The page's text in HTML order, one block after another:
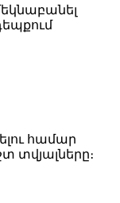
համար
տվյալները։